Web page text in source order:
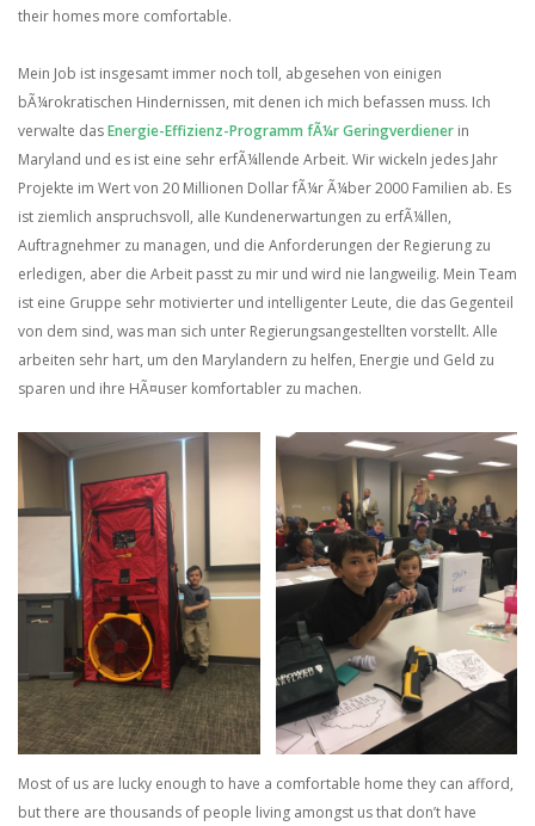
their homes more comfortable.
Mein Job ist insgesamt immer noch toll, abgesehen von einigen
bÃ¼rokratischen Hindernissen, mit denen ich mich befassen muss. Ich
verwalte dasEnergie-Effizienz-Programm fÃ¼r Geringverdiener in
Maryland und es ist eine sehr erfÃ¼llende Arbeit. Wir wickeln jedes Jahr
Projekte im Wert von 20 Millionen Dollar fÃ¼r Ã¼ber 2000 Familien ab. Es
ist ziemlich anspruchsvoll, alle Kundenerwartungen zu erfÃ¼llen,
Auftragnehmer zu managen, und die Anforderungen der Regierung zu
erledigen, aber die Arbeit passt zu mir und wird nie langweilig. Mein Team
ist eine Gruppe sehr motivierter und intelligenter Leute, die das Gegenteil
von dem sind, was man sich unter Regierungsangestellten vorstellt. Alle
arbeiten sehr hart, um den Marylandern zu helfen, Energie und Geld zu
sparen und ihre HÃ¤user komfortabler zu machen.
Most of us are lucky enough to have a comfortable home they can afford,
but there are thousands of people living amongst us that don’t have